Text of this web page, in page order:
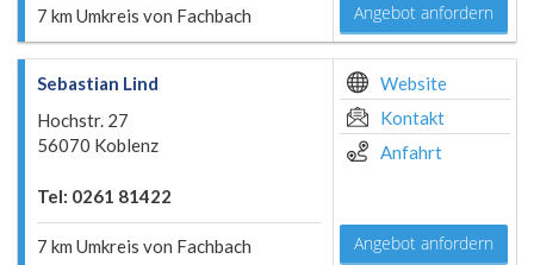
7 km Umkreis von Fachbach Angebot anfordern
Sebastian Lind
Hochstr. 27
56070 Koblenz
Tel: 0261 81422
7 km Umkreis von Fachbach
Website
Kontakt
Anfahrt
Angebot anfordern